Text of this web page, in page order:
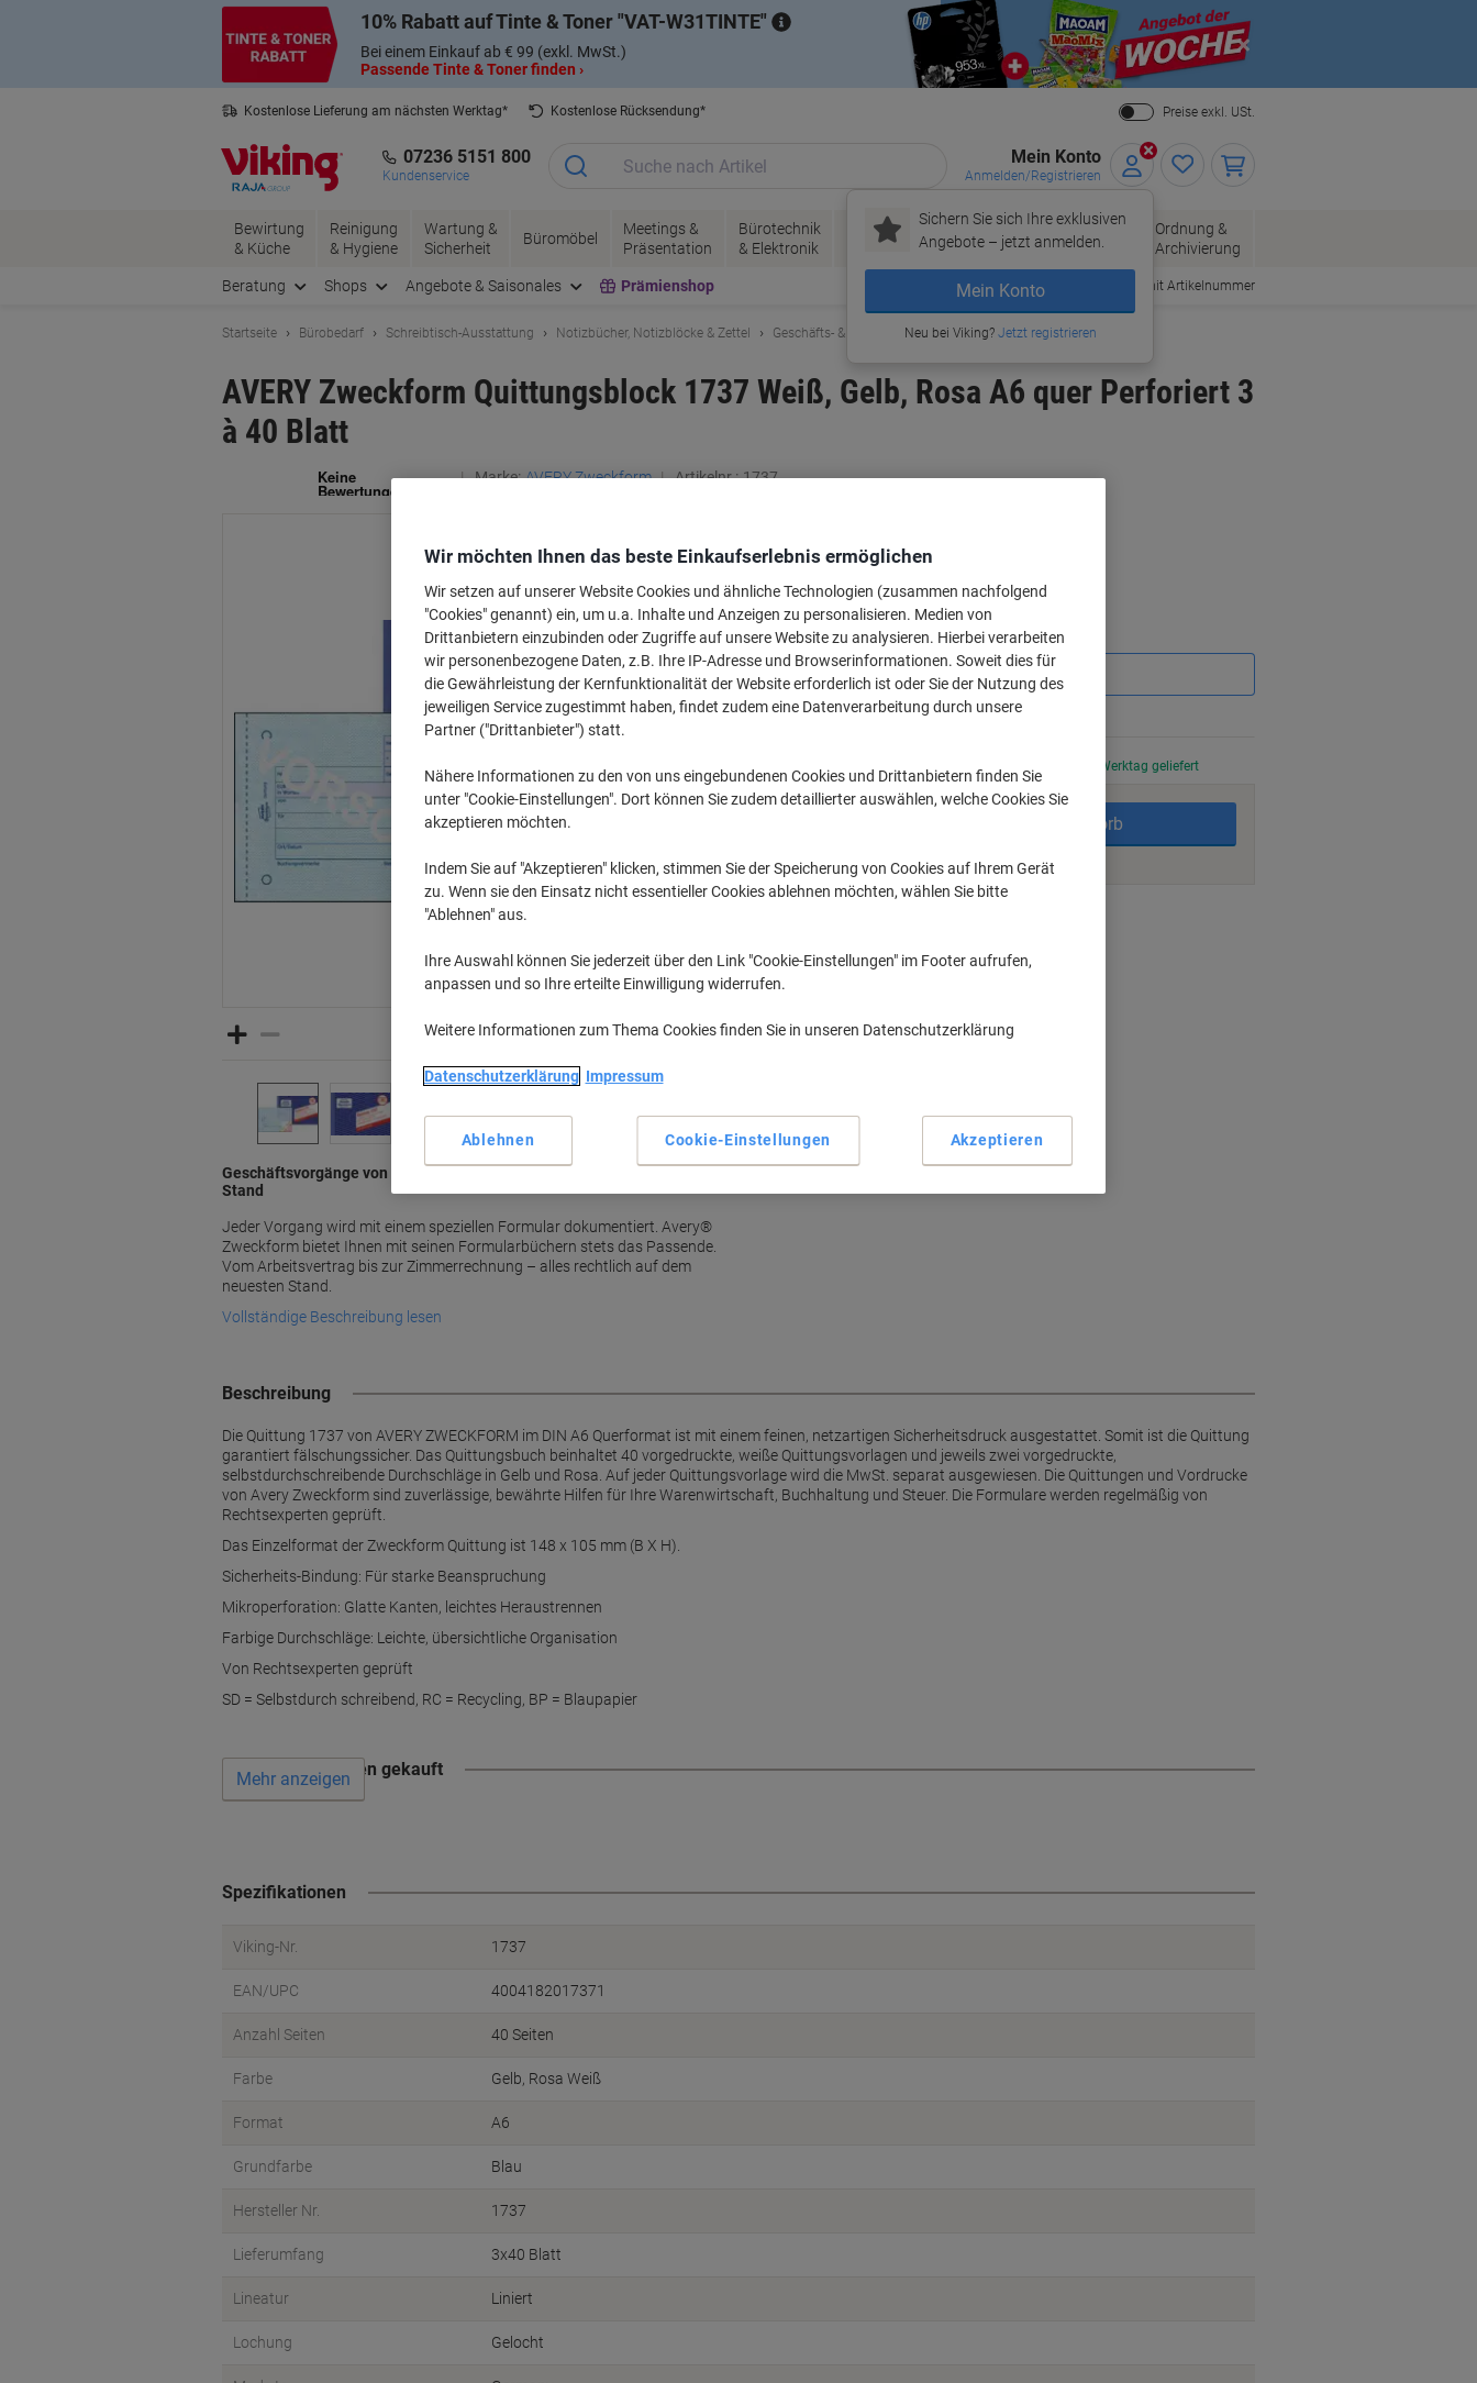
10% Rabatt auf Tinte & Toner VAT-W31TINTE
Bei einem Einkauf ab € 99 (exkl. MwSt.)
Passende Tinte & Toner finden ›
Close
Kostenlose Lieferung am nächsten Werktag*
Kostenlose Rücksendung*
Preise exkl. USt.
07236 5151 800
Kundenservice
Mein Konto
Anmelden/Registrieren
Sichern Sie sich Ihre exklusiven
Angebote – jetzt anmelden.
Mein Konto
Neu bei Viking?Jetzt registrieren
Bewirtung
& Küche
Reinigung
& Hygiene
Wartung &
Sicherheit
Büromöbel
Meetings &
Präsentation
Bürotechnik
& Elektronik
Tinte &
Toner
Papier, Versand
& Pakete
Bürobedarf
Ordnung &
Archivierung
Beratung Shops Angebote & Saisonales Prämienshop Bestellen mit Artikelnummer
Startseite Bürobedarf Schreibtisch-Ausstattung Notizbücher, Notizblöcke & Zettel Geschäfts- & Kassenbücher
AVERY Zweckform Quittungsblock 1737 Weiß, Gelb, Rosa A6 quer Perforiert 3
à 40 Blatt
Marke: AVERY Zweckform Artikelnr.: 1737
Geschäftsvorgänge von A-Z. Rechtlich garantiert auf dem letzten
Stand
Jeder Vorgang wird mit einem speziellen Formular dokumentiert. Avery®
Zweckform bietet Ihnen mit seinen Formularbüchern stets das Passende.
Vom Arbeitsvertrag bis zur Zimmerrechnung – alles rechtlich auf dem
neuesten Stand.
Vollständige Beschreibung lesen
€ 8,99 Ab 10 Stück
Menge exkl. USt
1-9 € 10,09
10+ Stück € 8,99 -10%
Aktuell verfügbar Vor 15:00 Uhr bestellt, am nächsten Werktag geliefert
In den Warenkorb
Zu einer Liste
Haupteigenschaften
DIN A6 Querformat
Mikroperforation für leichte Trennung
Beschreibung
Die Quittung 1737 von AVERY ZWECKFORM im DIN A6 Querformat ist mit einem feinen, netzartigen Sicherheitsdruck ausgestattet. Somit ist die Quittung
garantiert fälschungssicher. Das Quittungsbuch beinhaltet 40 vorgedruckte, weiße Quittungsvorlagen und jeweils zwei vorgedruckte,
selbstdurchschreibende Durchschläge in Gelb und Rosa. Auf jeder Quittungsvorlage wird die MwSt. separat ausgewiesen. Die Quittungen und Vordrucke
von Avery Zweckform sind zuverlässige, bewährte Hilfen für Ihre Warenwirtschaft, Buchhaltung und Steuer. Die Formulare werden regelmäßig von
Rechtsexperten geprüft.
Das Einzelformat der Zweckform Quittung ist 148 x 105 mm (B X H).
Sicherheits-Bindung: Für starke Beanspruchung
Mikroperforation: Glatte Kanten, leichtes Heraustrennen
Farbige Durchschläge: Leichte, übersichtliche Organisation
Von Rechtsexperten geprüft
SD = Selbstdurch schreibend, RC = Recycling, BP = Blaupapier
Wird oft zusammen gekauft
Mehr anzeigen
Spezifikationen
Viking-Nr. 1737
EAN/UPC 4004182017371
Anzahl Seiten 40 Seiten
Farbe Gelb, Rosa Weiß
Format A6
Grundfarbe Blau
Hersteller Nr. 1737
Lieferumfang 3x40 Blatt
Lineatur Liniert
Lochung Gelocht
Wir möchten Ihnen das beste Einkaufserlebnis ermöglichen
Wir setzen auf unserer Website Cookies und ähnliche Technologien (zusammen nachfolgend
"Cookies" genannt) ein, um u.a. Inhalte und Anzeigen zu personalisieren. Medien von
Drittanbietern einzubinden oder Zugriffe auf unsere Website zu analysieren. Hierbei verarbeiten
wir personenbezogene Daten, z.B. Ihre IP-Adresse und Browserinformationen. Soweit dies für
die Gewährleistung der Kernfunktionalität der Website erforderlich ist oder Sie der Nutzung des
jeweiligen Service zugestimmt haben, findet zudem eine Datenverarbeitung durch unsere
Partner ("Drittanbieter") statt.
Nähere Informationen zu den von uns eingebundenen Cookies und Drittanbietern finden Sie
unter "Cookie-Einstellungen". Dort können Sie zudem detaillierter auswählen, welche Cookies Sie
akzeptieren möchten.
Indem Sie auf "Akzeptieren" klicken, stimmen Sie der Speicherung von Cookies auf Ihrem Gerät
zu. Wenn sie den Einsatz nicht essentieller Cookies ablehnen möchten, wählen Sie bitte
"Ablehnen" aus.
Ihre Auswahl können Sie jederzeit über den Link "Cookie-Einstellungen" im Footer aufrufen,
anpassen und so Ihre erteilte Einwilligung widerrufen.
Weitere Informationen zum Thema Cookies finden Sie in unseren Datenschutzerklärung
Datenschutzerklärung Impressum
Cookie-Einstellungen
Ablehnen Akzeptieren